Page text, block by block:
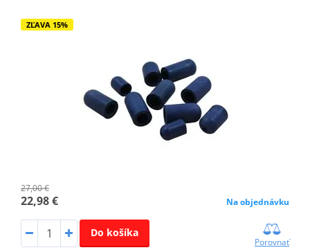
ZĽAVA 15%
27,00 €
22,98 € Na objednávku
Do košíka
Porovnať